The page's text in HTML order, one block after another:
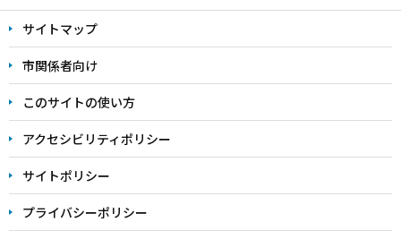
文
こ
こ
ま
サイトマップ
市関係者向け
このサイトの使い方
アクセシビリティポリシー
サイトポリシー
プライバシーポリシー